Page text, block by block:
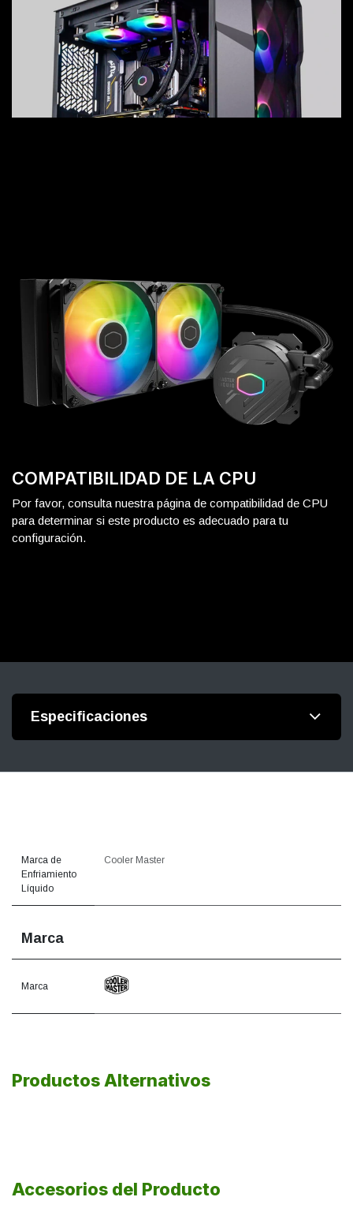
COMPATIBILIDAD DE LA CPU
Por favor, consulta nuestra página de compatibilidad de CPU
para determinar si este producto es adecuado para tu
configuración.
Especificaciones
Marca de
Enfriamiento
Líquido
Cooler Master
Marca
Marca
Productos Alternativos
Accesorios del Producto